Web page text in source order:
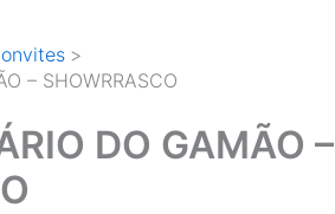
– SHOWRRASCO
DO GAMÃO –